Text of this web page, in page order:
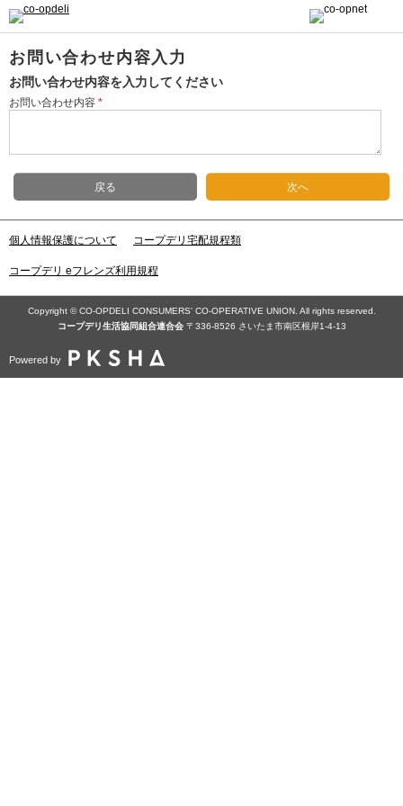
お問い合わせ内容入力
お問い合わせ内容を入力してください
お問い合わせ内容 *
戻る 次へ
個人情報保護について コープデリ宅配規程類
コープデリ eフレンズ利用規程
Copyright © CO-OPDELI CONSUMERS' CO-OPERATIVE UNION. All rights reserved.
コープデリ⽣活協同組合連合会〒336-8526 さいたま市南区根岸1-4-13
Powered by